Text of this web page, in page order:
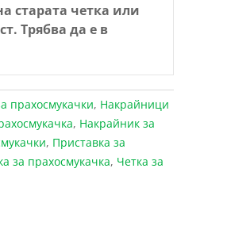
старата четка или
Трябва да е в
прахосмукачки, Накрайници
, Накрайник за
, Приставка за
за прахосмукачка, Четка за